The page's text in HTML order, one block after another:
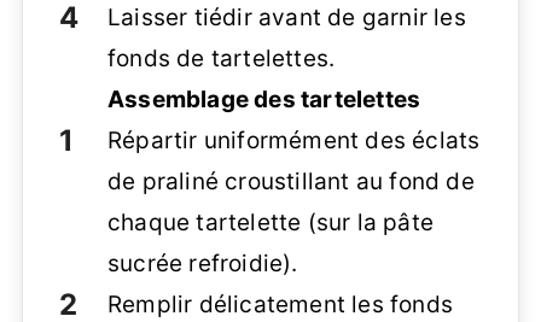
Laisser tiédir avant de garnir les
fonds de tartelettes.
Assemblage des tartelettes
Répartir uniformément des éclats
de praliné croustillant au fond de
chaque tartelette (sur la pâte
sucrée refroidie).
Remplir délicatement les fonds